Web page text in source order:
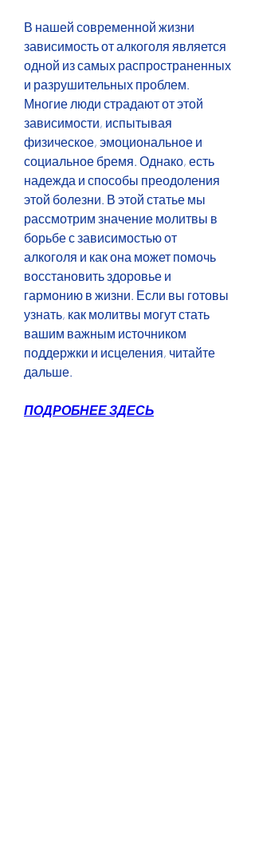
В нашей современной жизни
зависимость от алкоголя является
одной из самых распространенных
и разрушительных проблем.
Многие люди страдают от этой
зависимости, испытывая
физическое, эмоциональное и
социальное бремя. Однако, есть
надежда и способы преодоления
этой болезни. В этой статье мы
рассмотрим значение молитвы в
борьбе с зависимостью от
алкоголя и как она может помочь
восстановить здоровье и
гармонию в жизни. Если вы готовы
узнать, как молитвы могут стать
вашим важным источником
поддержки и исцеления, читайте
дальше.
ПОДРОБНЕЕ ЗДЕСЬ